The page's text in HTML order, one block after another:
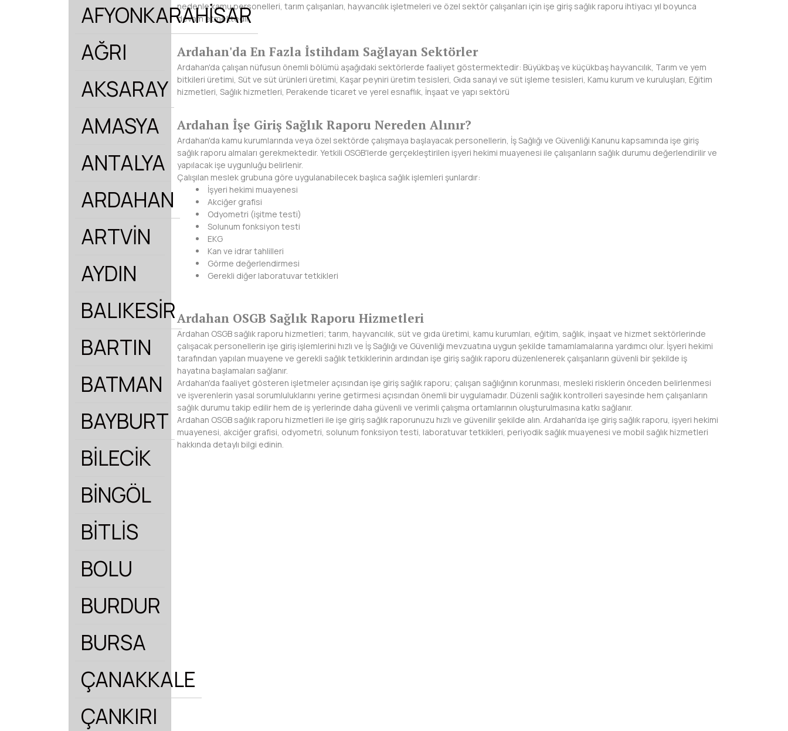
AFYONKARAHİSAR
AĞRI
AKSARAY
AMASYA
ANTALYA
ARDAHAN
ARTVİN
AYDIN
BALIKESİR
BARTIN
BATMAN
BAYBURT
BİLECİK
BİNGÖL
BİTLİS
BOLU
BURDUR
BURSA
ÇANAKKALE
ÇANKIRI
nedenle kamu personelleri, tarım çalışanları, hayvancılık işletmeleri ve özel sektör çalışanları için işe giriş sağlık raporu ihtiyacı yıl boyunca
devam etmektedir.
Ardahan'da En Fazla İstihdam Sağlayan Sektörler
Ardahan'da çalışan nüfusun önemli bölümü aşağıdaki sektörlerde faaliyet göstermektedir: Büyükbaş ve küçükbaş hayvancılık, Tarım ve yem
bitkileri üretimi, Süt ve süt ürünleri üretimi, Kaşar peyniri üretim tesisleri, Gıda sanayi ve süt işleme tesisleri, Kamu kurum ve kuruluşları, Eğitim
hizmetleri, Sağlık hizmetleri, Perakende ticaret ve yerel esnaflık, İnşaat ve yapı sektörü
Ardahan İşe Giriş Sağlık Raporu Nereden Alınır?
Ardahan'da kamu kurumlarında veya özel sektörde çalışmaya başlayacak personellerin, İş Sağlığı ve Güvenliği Kanunu kapsamında işe giriş
sağlık raporu almaları gerekmektedir. Yetkili OSGB'lerde gerçekleştirilen işyeri hekimi muayenesi ile çalışanların sağlık durumu değerlendirilir ve
yapılacak işe uygunluğu belirlenir.
Çalışılan meslek grubuna göre uygulanabilecek başlıca sağlık işlemleri şunlardır:
İşyeri hekimi muayenesi
Akciğer grafisi
Odyometri (işitme testi)
Solunum fonksiyon testi
EKG
Kan ve idrar tahlilleri
Görme değerlendirmesi
Gerekli diğer laboratuvar tetkikleri
Ardahan OSGB Sağlık Raporu Hizmetleri
Ardahan OSGB sağlık raporu hizmetleri; tarım, hayvancılık, süt ve gıda üretimi, kamu kurumları, eğitim, sağlık, inşaat ve hizmet sektörlerinde
çalışacak personellerin işe giriş işlemlerini hızlı ve İş Sağlığı ve Güvenliği mevzuatına uygun şekilde tamamlamalarına yardımcı olur. İşyeri hekimi
tarafından yapılan muayene ve gerekli sağlık tetkiklerinin ardından işe giriş sağlık raporu düzenlenerek çalışanların güvenli bir şekilde iş
hayatına başlamaları sağlanır.
Ardahan'da faaliyet gösteren işletmeler açısından işe giriş sağlık raporu; çalışan sağlığının korunması, mesleki risklerin önceden belirlenmesi
ve işverenlerin yasal sorumluluklarını yerine getirmesi açısından önemli bir uygulamadır. Düzenli sağlık kontrolleri sayesinde hem çalışanların
sağlık durumu takip edilir hem de iş yerlerinde daha güvenli ve verimli çalışma ortamlarının oluşturulmasına katkı sağlanır.
Ardahan OSGB sağlık raporu hizmetleri ile işe giriş sağlık raporunuzu hızlı ve güvenilir şekilde alın. Ardahan'da işe giriş sağlık raporu, işyeri hekimi
muayenesi, akciğer grafisi, odyometri, solunum fonksiyon testi, laboratuvar tetkikleri, periyodik sağlık muayenesi ve mobil sağlık hizmetleri
hakkında detaylı bilgi edinin.